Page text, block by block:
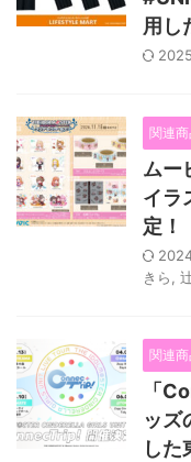
用し
関連
ムー
イラ
定！
きら
関連
「
ッズ
した